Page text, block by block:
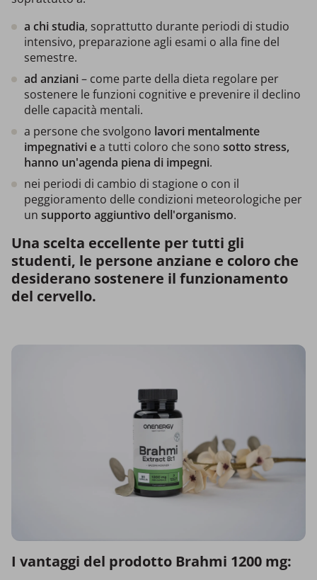
a chi studia, soprattutto durante periodi di studio
intensivo, preparazione agli esami o alla fine del
semestre.
ad anziani– come parte della dieta regolare per
sostenere le funzioni cognitive e prevenire il declino
delle capacità mentali.
a persone che svolgono lavori mentalmente
impegnativi ea tutti coloro che sono sotto stress,
hanno un'agenda piena di impegni.
nei periodi di cambio di stagione o con il
peggioramento delle condizioni meteorologiche per
un supporto aggiuntivo dell'organismo.
Una scelta eccellente per tutti gli
studenti, le persone anziane e coloro che
desiderano sostenere il funzionamento
del cervello.
I vantaggi del prodotto Brahmi 1200 mg: